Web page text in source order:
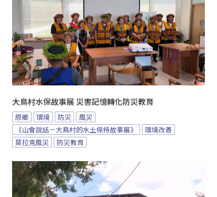
大鳥村水保故事展 災害記憶轉化防災教育
原鄉 環境 防災
風災
《山會說話－大鳥村的水土保持故事展》
環境改善
莫拉克風災
防災教育